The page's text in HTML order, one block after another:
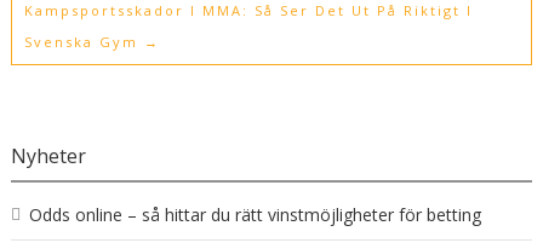
Kampsportsskador I MMA: Så Ser Det Ut På Riktigt I
Svenska Gym
→
Nyheter
Odds online – så hittar du rätt vinstmöjligheter för betting